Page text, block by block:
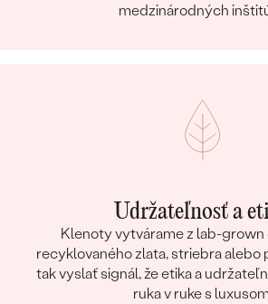
medzinárodných
Udržateľnosť a
Klenoty vytvárame z lab-grown
recyklovaného zlata, striebra alebo
tak vyslať signál, že etika a
ruka v ruke s